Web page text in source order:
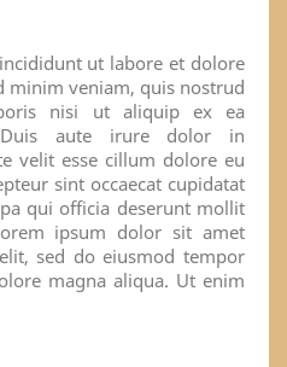
ut labore et dolore
minim veniam, quis nostrud
nisi ut aliquip ex ea
Duis aute irure dolor in
velit esse cillum dolore eu
sint occaecat cupidatat
qui officia deserunt mollit
ipsum dolor sit amet
sed do eiusmod tempor
magna aliqua. Ut enim